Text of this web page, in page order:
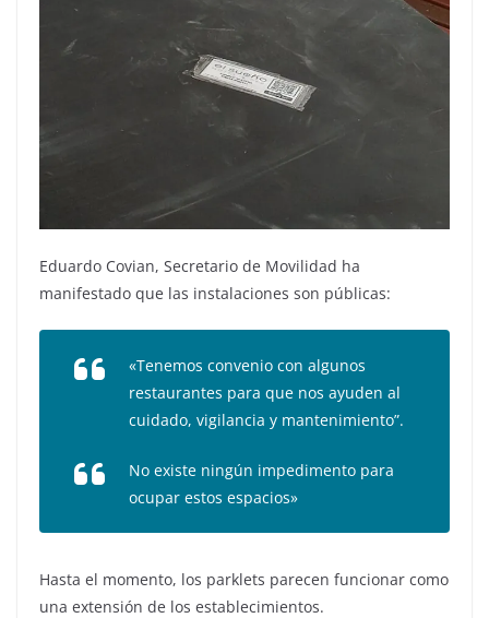
Eduardo Covian, Secretario de Movilidad ha
manifestado que las instalaciones son públicas:
«Tenemos convenio con algunos
restaurantes para que nos ayuden al
cuidado, vigilancia y mantenimiento”.
No existe ningún impedimento para
ocupar estos espacios»
Hasta el momento, los parklets parecen funcionar como
una extensión de los establecimientos.